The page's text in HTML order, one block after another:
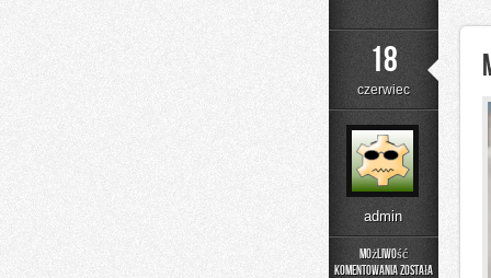
18
czerwiec
admin
Możliwość
komentowaniazostała